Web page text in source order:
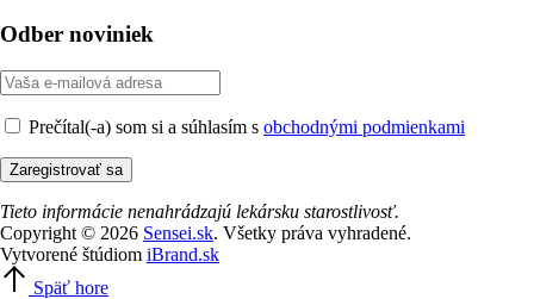
Odber noviniek
Prečítal(-a) som si a súhlasím s obchodnými podmienkami
Tieto informácie nenahrádzajú lekársku starostlivosť.
Copyright © 2026 Sensei.sk. Všetky práva vyhradené.
Vytvorené štúdiom iBrand.sk
Späť hore